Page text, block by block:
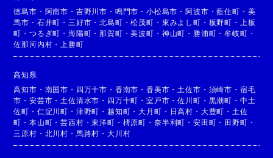
徳島市 ・ 阿南市 ・ 吉野川市 ・ 鳴門市 ・小松島市 ・阿波市 ・藍住町 ・ 美
馬市 ・ 石井町 ・ 三好市 ・北島町 ・松茂町 ・ 東みよし町 ・ 板野町 ・
上板
町 ・つるぎ町 ・海陽町 ・那賀町 ・美波町 ・ 神山町 ・ 勝浦町 ・牟岐町 ・
佐那河内村 ・ 上勝町
高知県
高知市 ・ 南国市 ・ 四万十市 ・ 香南市 ・香美市 ・ 土佐市 ・ 須崎市 ・ 宿毛
市 ・安芸市 ・ 土佐清水市 ・ 四万十町 ・室戸市 ・佐川町 ・ 黒潮町 ・ 中土
佐町 ・ 仁淀川町 ・ 津野町 ・ 越知町 ・大月町 ・ 日高村 ・ 大豊町 ・ 土佐
町 ・本山町 ・芸西村 ・東洋町 ・ 梼原町 ・ 奈半利町 ・ 安田町 ・ 田野町 ・
三原村 ・ 北川村 ・ 馬路村 ・大川村